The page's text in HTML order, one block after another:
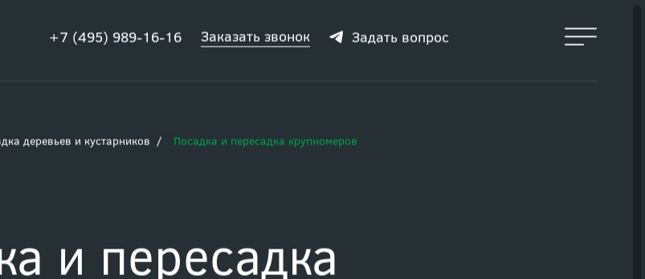
+7 (495) 989-16-16 Заказать звонок Задать вопрос
деревьев и кустарников Посадка и пересадка крупномеров
и пересадка